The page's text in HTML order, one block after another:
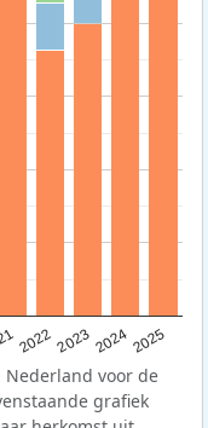
2022202320242025
voor de
grafiek